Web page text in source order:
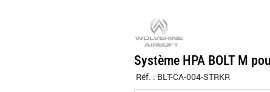
Système HPA BOLT M
Réf. : BLT-CA-004-STRKR